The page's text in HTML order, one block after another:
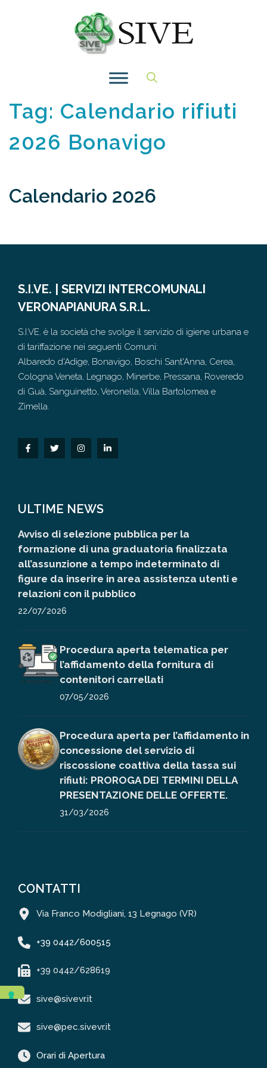
Tag: Calendario rifiuti
2026 Bonavigo
Calendario 2026
S.I.VE. | SERVIZI INTERCOMUNALI
VERONAPIANURA S.R.L.
S.I.VE. è la società che svolge il servizio di igiene urbana e
di tariffazione nei seguenti Comuni:
Albaredo d'Adige, Bonavigo, Boschi Sant'Anna, Cerea,
Cologna Veneta, Legnago, Minerbe, Pressana, Roveredo
di Guà, Sanguinetto, Veronella, Villa Bartolomea e
Zimella.
ULTIME NEWS
Avviso di selezione pubblica per la
formazione di una graduatoria finalizzata
all’assunzione a tempo indeterminato di
figure da inserire in area assistenza utenti e
relazioni con il pubblico
22/07/2026
Procedura aperta telematica per
l’affidamento della fornitura di
contenitori carrellati
07/05/2026
Procedura aperta per l’affidamento in
concessione del servizio di
riscossione coattiva della tassa sui
rifiuti: PROROGA DEI TERMINI DELLA
PRESENTAZIONE DELLE OFFERTE.
31/03/2026
CONTATTI
Via Franco Modigliani, 13 Legnago (VR)
+39 0442/600515
+39 0442/628619
sive@sivevr.it
sive@pec.sivevr.it
Orari di Apertura